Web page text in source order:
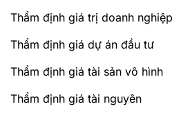
Thẩm định giá trị doanh nghiệp
Thẩm định giá dự án đầu tư
Thẩm định giá tài sản vô hình
Thẩm định giá tài nguyên